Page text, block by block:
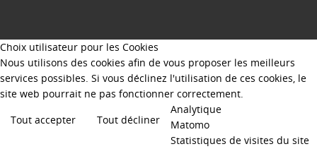
Choix utilisateur pour les Cookies
Nous utilisons des cookies afin de vous proposer les meilleurs
services possibles. Si vous déclinez l'utilisation de ces cookies, le
site web pourrait ne pas fonctionner correctement.
Tout accepter
Tout décliner
Analytique
Matomo
Statistiques de visites du site